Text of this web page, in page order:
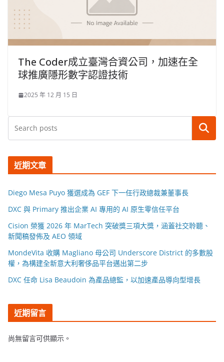
The Coder成立臺灣合資公司，加速在全
球推廣隱形數字認證技術
2025 年 12 月 15 日
搜尋
近期文章
Diego Mesa Puyo 獲選成為 GEF 下一任行政總裁兼董事長
DXC 與 Primary 推出企業 AI 專用的 AI 原生零信任平台
Cision 榮獲 2026 年 MarTech 突破獎三項大獎，涵蓋社交聆聽、
新聞稿發佈及 AEO 領域
MondeVita 收購 Magliano 母公司 Underscore District 的多數股
權，為構建全新意大利奢侈品平台邁出第二步
DXC 任命 Lisa Beaudoin 為產品總監，以加速產品導向型增長
近期留言
尚無留言可供顯示。